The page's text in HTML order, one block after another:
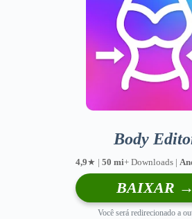
Body
4,9★ | 50 mi+ Downloads |
BAIXAR →
Você será redirecionado a